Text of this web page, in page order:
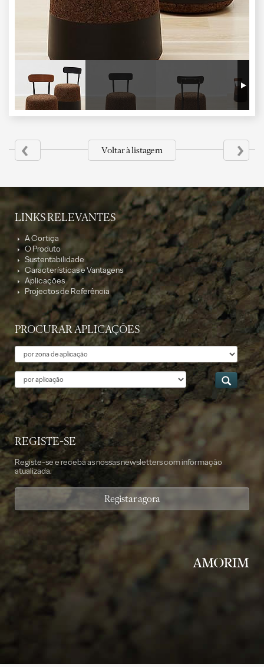
‹ Voltar à listagem ›
LINKS RELEVANTES
A Cortiça
O Produto
Sustentabilidade
Características e Vantagens
Aplicações
Projectos de Referência
PROCURAR APLICAÇÕES
Tema
Aplicação
REGISTE-SE
Registe-se e receba as nossas newsletters com informação
atualizada.
Registar agora